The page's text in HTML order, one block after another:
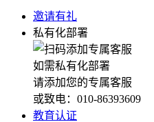
邀请有礼
私有化部署
如需私有化部署
请添加您的专属客服
或致电：010-86393609
教育认证